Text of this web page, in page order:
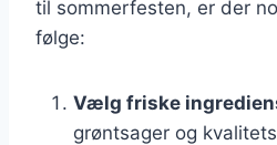
til sommerfesten, er der
følge:
Vælg friske
grøntsager og